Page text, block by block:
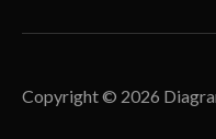
Copyright © 2026